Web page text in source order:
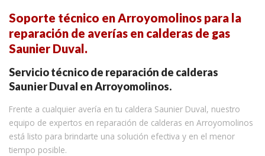
Soporte técnico en Arroyomolinos para la
reparación de averías en calderas de gas
Saunier Duval.
Servicio técnico de reparación de calderas
Saunier Duval en Arroyomolinos.
Frente a cualquier avería en tu caldera Saunier Duval, nuestro
equipo de expertos en reparación de calderas en Arroyomolinos
está listo para brindarte una solución efectiva y en el menor
tiempo posible.